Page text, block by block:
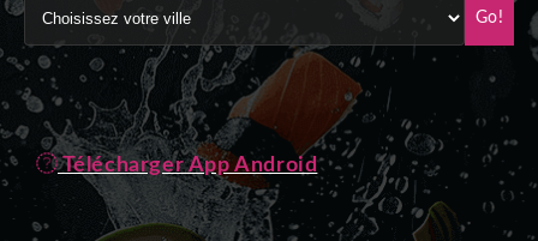
Go!
Télécharger App Android